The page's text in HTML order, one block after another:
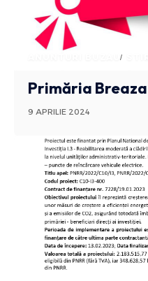
ANUNTURI BUZAU
Primăria
9 APRILIE 2024